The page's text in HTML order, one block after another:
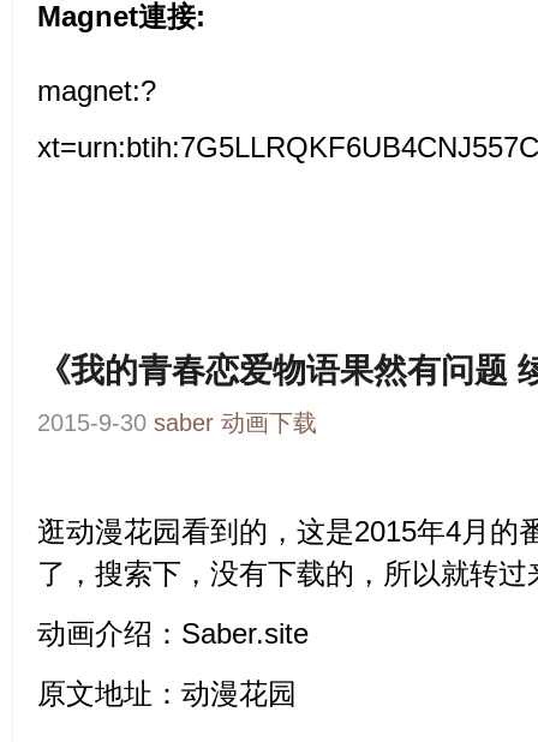
Magnet連接:
magnet:?
《我的青春恋爱物语果然有问题
2015-9-30 saber 动画下载
逛动漫花园看到的，这是2015年4月的
了，搜索下，没有下载的，所以就转过
动画介绍： Saber.site
原文地址： 动漫花园